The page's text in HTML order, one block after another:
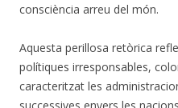
consciència arreu del món.
Aquesta perillosa retòrica
polítiques irresponsables,
caracteritzat les
successives envers les